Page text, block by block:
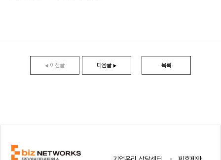
◀ 이전글 다음글 ▶ 목록